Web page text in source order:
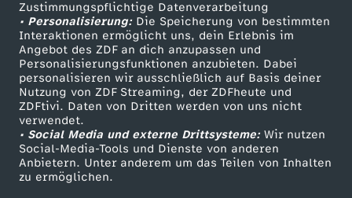
Zustimmungspflichtige Datenverarbeitung
• Personalisierung:Die Speicherung von bestimmten
Interaktionen ermöglicht uns, dein Erlebnis im
Angebot des ZDF an dich anzupassen und
Personalisierungsfunktionen anzubieten. Dabei
personalisieren wir ausschließlich auf Basis deiner
Nutzung von ZDF Streaming, der ZDFheute und
ZDFtivi. Daten von Dritten werden von uns nicht
verwendet.
• Social Media und externe Drittsysteme:Wir nutzen
Social-Media-Tools und Dienste von anderen
Anbietern. Unter anderem um das Teilen von Inhalten
zu ermöglichen.
Livestreams
Sendungen A-Z
TV-Programm
Zuschauerservice
Hilfe
ZDF Unternehmen
Karriere